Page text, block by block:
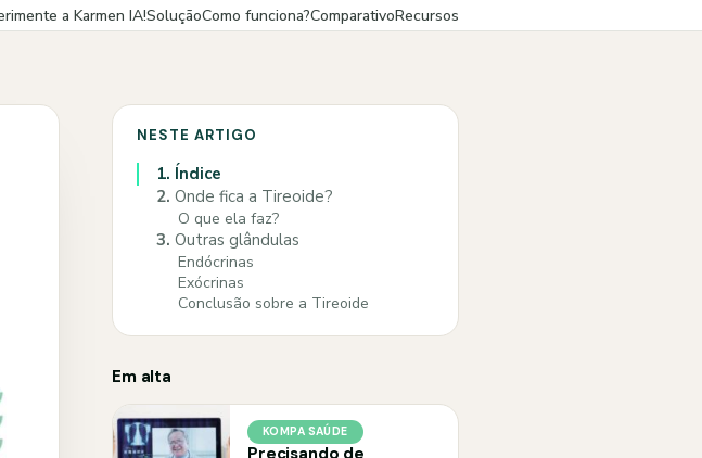
a Karmen IA!SoluçãoComo funciona?ComparativoRecursos
NESTE ARTIGO
1. Índice
2. Onde fica a Tireoide?
O que ela faz?
3. Outras glândulas
Endócrinas
Exócrinas
Conclusão sobre a Tireoide
Em alta
KOMPA SAÚDE
Precisando de